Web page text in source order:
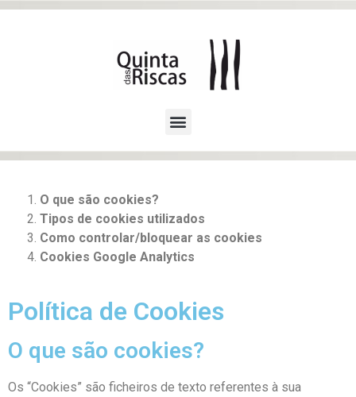
O que são cookies?
Tipos de cookies utilizados
Como controlar/bloquear as cookies
Cookies Google Analytics
Política de Cookies
O que são cookies?
Os “Cookies” são ficheiros de texto referentes à sua